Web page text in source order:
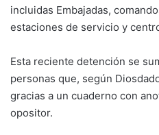
incluidas Embajadas,
estaciones de servicio y
Esta reciente detención se
personas que, según
gracias a un cuaderno con
opositor.